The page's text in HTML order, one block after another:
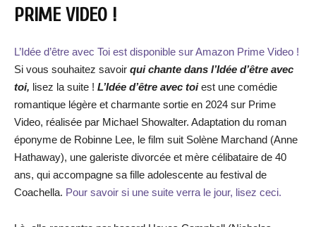
PRIME VIDEO !
L’Idée d’être avec Toi est disponible sur Amazon Prime Video !
Si vous souhaitez savoir qui chante dans l’Idée d’être avec
toi, lisez la suite ! L’Idée d’être avec toiest une comédie
romantique légère et charmante sortie en 2024 sur Prime
Video, réalisée par Michael Showalter. Adaptation du roman
éponyme de Robinne Lee, le film suit Solène Marchand (Anne
Hathaway), une galeriste divorcée et mère célibataire de 40
ans, qui accompagne sa fille adolescente au festival de
Coachella. Pour savoir si une suite verra le jour, lisez ceci.